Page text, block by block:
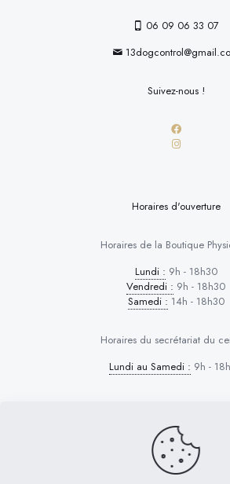
06 09 06 33 07
Suivez-nous !
Horaires d'ouverture
Horaires de la Boutique
Lundi : 9h - 18h30
Vendredi : 9h - 18h30
Samedi : 14h - 18h30
Horaires du secrétariat du
Lundi au Samedi : 9h -
Dog Control © 2026 | Tous droits